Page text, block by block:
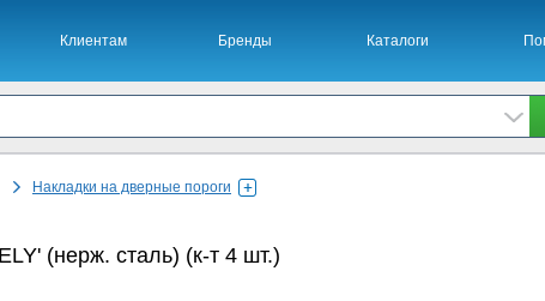
Клиентам Бренды Каталоги
Накладки на дверные пороги
Офис
(нерж. сталь) (к-т 4 шт.)